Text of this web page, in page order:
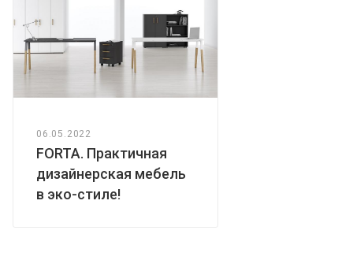
06.05.2022
FORTA. Практичная
дизайнерская мебель
в эко-стиле!